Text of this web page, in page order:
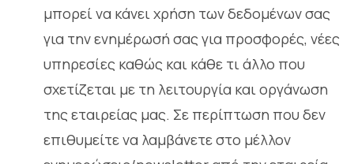
μπορεί να κάνει χρήση των δεδομένων σας
για την ενημέρωσή σας για προσφορές, νέες
υπηρεσίες καθώς και κάθε τι άλλο που
σχετίζεται με τη λειτουργία και οργάνωση
της εταιρείας μας. Σε περίπτωση που δεν
επιθυμείτε να λαμβάνετε στο μέλλον